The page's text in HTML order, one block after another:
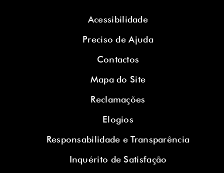
Acessibilidade
Preciso de Ajuda
Contactos
Mapa do Site
Reclamações
Elogios
Responsabilidade e Transparência
Inquérito de Satisfação